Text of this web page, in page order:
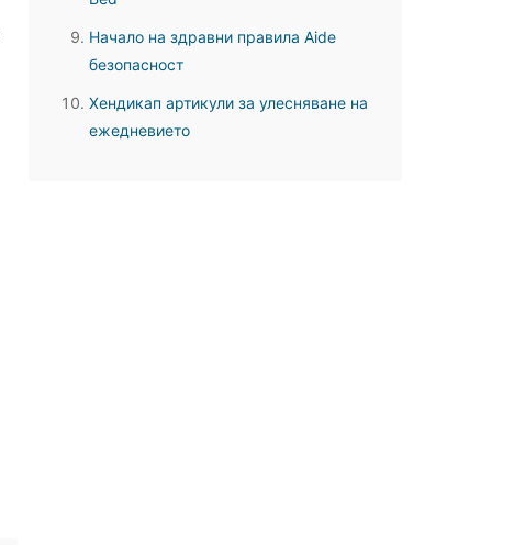
Начало на здравни правила Aide
безопасност
Хендикап артикули за улесняване на
ежедневието